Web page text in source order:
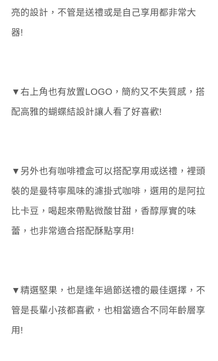
亮的設計，不管是送禮或是自己享用都非常大
器!
▼右上角也有放置LOGO，簡約又不失質感，搭
配高雅的蝴蝶結設計讓人看了好喜歡!
▼另外也有咖啡禮盒可以搭配享用或送禮，裡頭
裝的是曼特寧風味的濾掛式咖啡，選用的是阿拉
比卡豆，喝起來帶點微酸甘甜，香醇厚實的味
蕾，也非常適合搭配酥點享用!
▼精選堅果，也是逢年過節送禮的最佳選擇，不
管是長輩小孩都喜歡，也相當適合不同年齡層享
用!